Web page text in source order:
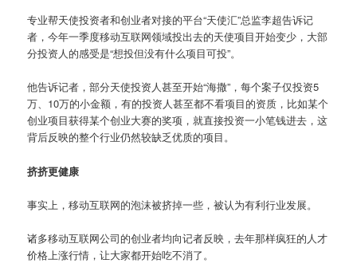
专业帮天使投资者和创业者对接的平台“天使汇”总监李超告诉记
者，今年一季度移动互联网领域投出去的天使项目开始变少，大部
分投资人的感受是“想投但没有什么项目可投”。
他告诉记者，部分天使投资人甚至开始“海撒”，每个案子仅投资5
万、10万的小金额，有的投资人甚至都不看项目的资质，比如某个
创业项目获得某个创业大赛的奖项，就直接投资一小笔钱进去，这
背后反映的整个行业仍然较缺乏优质的项目。
挤挤更健康
事实上，移动互联网的泡沫被挤掉一些，被认为有利行业发展。
诸多移动互联网公司的创业者均向记者反映，去年那样疯狂的人才
价格上涨行情，让大家都开始吃不消了。